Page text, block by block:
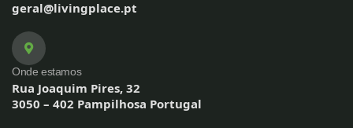
geral@livingplace.pt
Onde estamos
Rua Joaquim Pires, 32
3050 – 402 Pampilhosa Portugal